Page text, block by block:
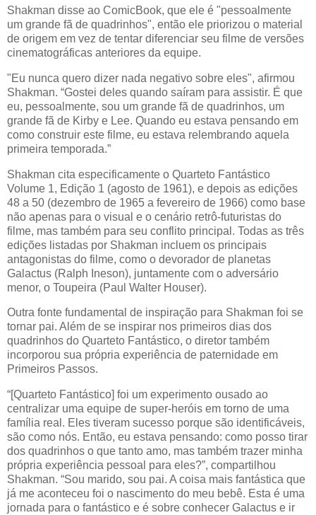
Shakman disse ao ComicBook, que ele é "pessoalmente
um grande fã de quadrinhos", então ele priorizou o material
de origem em vez de tentar diferenciar seu filme de versões
cinematográficas anteriores da equipe.
"Eu nunca quero dizer nada negativo sobre eles", afirmou
Shakman. “Gostei deles quando saíram para assistir. É que
eu, pessoalmente, sou um grande fã de quadrinhos, um
grande fã de Kirby e Lee. Quando eu estava pensando em
como construir este filme, eu estava relembrando aquela
primeira temporada.”
Shakman cita especificamente o Quarteto Fantástico
Volume 1, Edição 1 (agosto de 1961), e depois as edições
48 a 50 (dezembro de 1965 a fevereiro de 1966) como base
não apenas para o visual e o cenário retrô-futuristas do
filme, mas também para seu conflito principal. Todas as três
edições listadas por Shakman incluem os principais
antagonistas do filme, como o devorador de planetas
Galactus (Ralph Ineson), juntamente com o adversário
menor, o Toupeira (Paul Walter Houser).
Outra fonte fundamental de inspiração para Shakman foi se
tornar pai. Além de se inspirar nos primeiros dias dos
quadrinhos do Quarteto Fantástico, o diretor também
incorporou sua própria experiência de paternidade em
Primeiros Passos.
“[Quarteto Fantástico] foi um experimento ousado ao
centralizar uma equipe de super-heróis em torno de uma
família real. Eles tiveram sucesso porque são identificáveis,
são como nós. Então, eu estava pensando: como posso tirar
dos quadrinhos o que tanto amo, mas também trazer minha
própria experiência pessoal para eles?”, compartilhou
Shakman. “Sou marido, sou pai. A coisa mais fantástica que
já me aconteceu foi o nascimento do meu bebê. Esta é uma
jornada para o fantástico e é sobre conhecer Galactus e ir